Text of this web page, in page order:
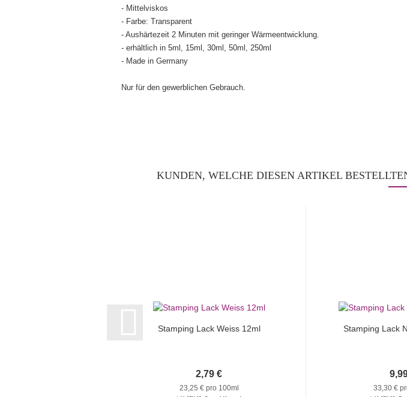
- Mittelviskos
- Farbe: Transparent
- Aushärtezeit 2 Minuten mit geringer Wärmeentwicklung.
- erhältlich in 5ml, 15ml, 30ml, 50ml, 250ml
- Made in Germany
Nur für den gewerblichen Gebrauch.
KUNDEN, WELCHE DIESEN ARTIKEL
Stamping Lack Weiss 12ml
2,79 €
23,25 € pro 100ml
Stamping Lack
33,30 €